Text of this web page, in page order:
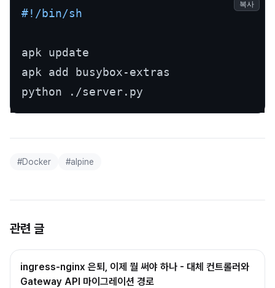
#!/bin/sh
apk update
apk add busybox-extras
복사
#Docker #alpine
관련 글
ingress-nginx 은퇴, 이제 뭘 써야 하나 - 대체 컨트롤러와
Gateway API 마이그레이션 경로